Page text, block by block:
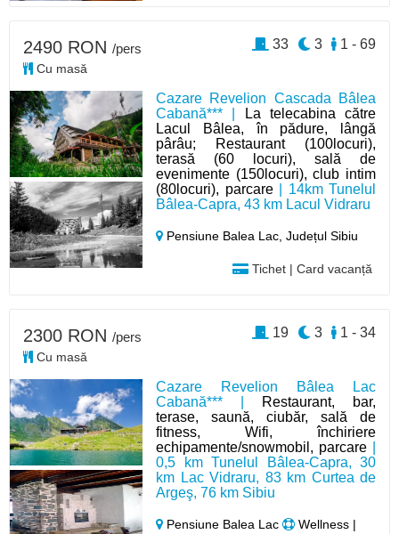
Cazare Revelion Cascada Bâlea
Cabană*** |
La telecabina către
Lacul Bâlea, în pădure, lângă
pârâu; Restaurant (100locuri),
terasă (60 locuri), sală de
evenimente (150locuri), club intim
(80locuri), parcare| 14km Tunelul
Bâlea-Capra, 43 km Lacul Vidraru
Pensiune Balea Lac,Județul Sibiu
Tichet | Card vacanță
2490 RON /pers
Cu masă
1 - 69
3
33
Cazare Revelion Bâlea Lac
Cabană*** |
Restaurant, bar,
terase, saună, ciubăr, sală de
fitness, Wifi, închiriere
echipamente/snowmobil, parcare
0,5 km Tunelul Bâlea-Capra, 30
km Lac Vidraru, 83 km Curtea de
Argeş, 76 km Sibiu
Pensiune Balea Lac
Wellness |
2300 RON /pers
Cu masă
1 - 34
3
19